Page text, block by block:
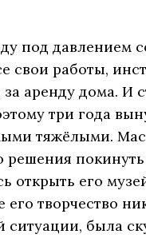
под давлением
свои работы,
аренду дома. И
три года
тяжёлыми.
его
творчество
была